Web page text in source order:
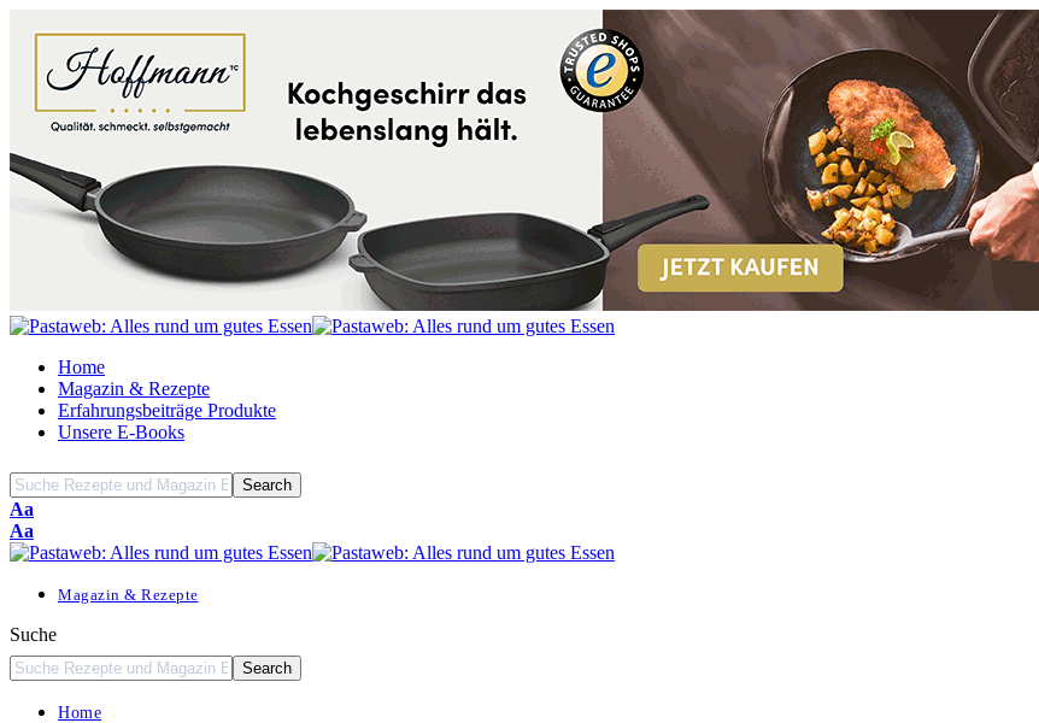
Home
Magazin & Rezepte
Erfahrungsbeiträge Produkte
Unsere E-Books
Font
Resizer
Aa
Font
Resizer
Aa
Magazin & Rezepte
Suche
Home